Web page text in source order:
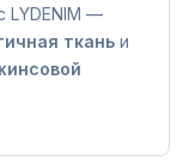
LYDENIM —
ткань и